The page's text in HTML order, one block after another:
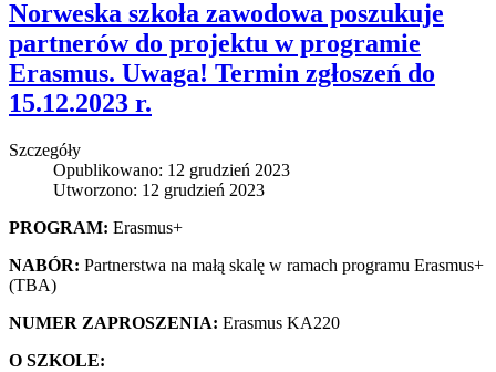
Norweska szkoła zawodowa poszukuje
partnerów do projektu w programie
Erasmus. Uwaga! Termin zgłoszeń do
15.12.2023 r.
Szczegóły
Opublikowano: 12 grudzień 2023
Utworzono: 12 grudzień 2023
PROGRAM: Erasmus+
NABÓR: Partnerstwa na małą skalę w ramach programu Erasmus+
(TBA)
NUMER ZAPROSZENIA: Erasmus KA220
O SZKOLE: